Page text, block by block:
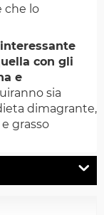
che lo
con gli
e
sia
dimagrante,
grasso